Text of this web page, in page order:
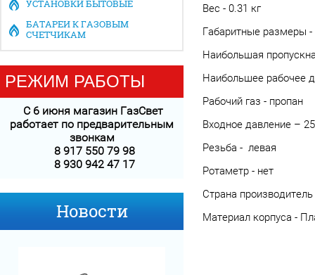
УСТАНОВКИ БЫТОВЫЕ
БАТАРЕИ К ГАЗОВЫМ
СЧЕТЧИКАМ
РЕЖИМ РАБОТЫ
С 6 июня магазин ГазСвет
работает по предварительным
звонкам
8 917 550 79 98
8 930 942 47 17
Новости
Вес - 0.31 кг
Габаритные размеры
Наибольшая
Наибольшее рабочее
Рабочий газ - пропан
Входное давление –
Резьба - левая
Ротаметр - нет
Страна
Материал корпуса -